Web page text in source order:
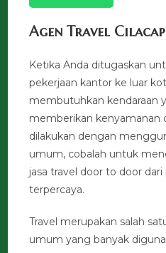
Agen Travel
Ketika Anda ditugaskan
pekerjaan kantor ke luar
membutuhkan kendaraan
memberikan kenyamanan
dilakukan dengan
umum, cobalah untuk
jasa travel door to door
terpercaya.
Travel merupakan salah
umum yang banyak